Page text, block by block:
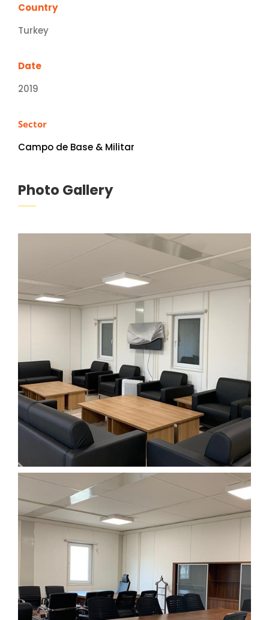
Country
Turkey
Date
2019
Sector
Campo de Base & Militar
Photo Gallery